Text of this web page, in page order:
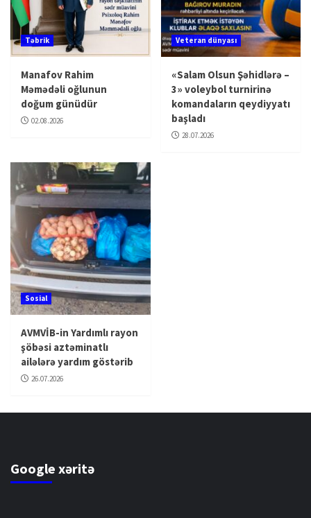
Təbrik
Manafov Rahim
Məmədəli oğlunun
doğum günüdür
02.08.2026
Veteran dünyası
«Salam Olsun Şəhidlərə –
3» voleybol turnirinə
komandaların qeydiyyatı
başladı
28.07.2026
Sosial
AVMVİB-in Yardımlı rayon
şöbəsi aztəminatlı
ailələrə yardım göstərib
26.07.2026
Google xəritə